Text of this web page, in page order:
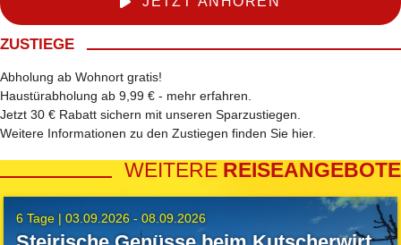
ZUSTIEGE
Abholung ab Wohnort gratis!
Haustürabholung ab 9,99 € - mehr erfahren.
Jetzt 30 € Rabatt sichern mit unseren Sparzustiegen.
Weitere Informationen zu den Zustiegen finden Sie hier.
WEITERE REISEANGEBOTE
6 Tage |03.09.2026 - 08.09.2026